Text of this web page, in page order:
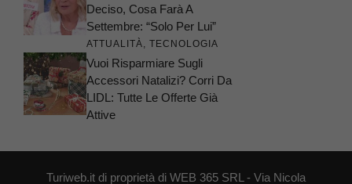
Deciso, Cosa Farà A
Settembre: “Solo Per Lui”
ATTUALITÀ, TECNOLOGIA
Vuoi Risparmiare Sugli
Accessori Natalizi? Corri Da
LIDL: Tutte Le Offerte Già
Attive
Turiweb.it di proprietà di WEB 365 SRL - Via Nicola